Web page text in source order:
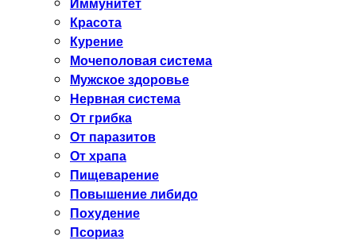
Красота
Курение
Мочеполовая система
Мужское здоровье
Нервная система
От грибка
От паразитов
От храпа
Пищеварение
Повышение либидо
Похудение
Псориаз